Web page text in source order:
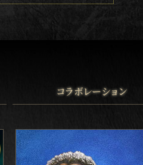
コラボレーション